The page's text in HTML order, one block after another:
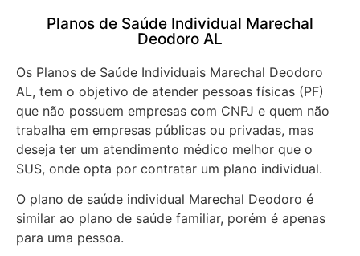
Planos de Saúde Individual Marechal
Deodoro AL
Os Planos de Saúde Individuais Marechal Deodoro
AL, tem o objetivo de atender pessoas físicas (PF)
que não possuem empresas com CNPJ e quem não
trabalha em empresas públicas ou privadas, mas
deseja ter um atendimento médico melhor que o
SUS, onde opta por contratar um plano individual.
O plano de saúde individual Marechal Deodoro é
similar ao plano de saúde familiar, porém é apenas
para uma pessoa.